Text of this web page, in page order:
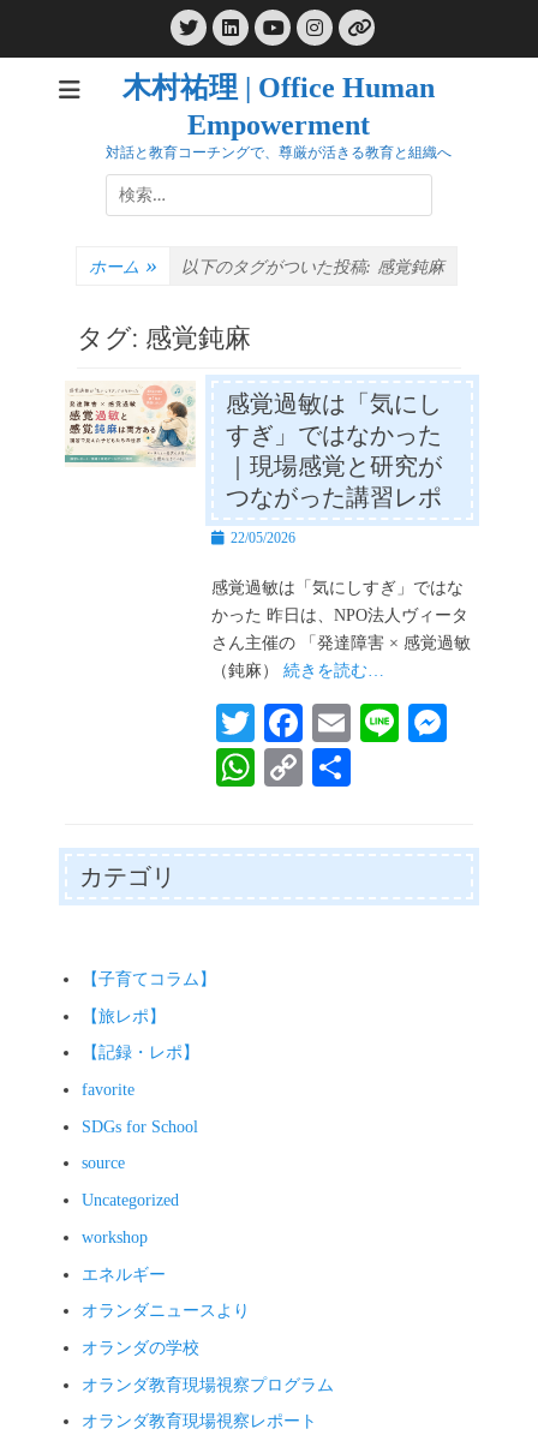
TwitterLinkedIn
YouTube
Instagram
リ
ン
ク
木村祐理 | Office Human
Empowerment
対話と教育コーチングで、尊厳が活きる教育と組織へ
検
索:
ホーム » 以下のタグがついた投稿: 感覚鈍麻
タグ: 感覚鈍麻
感覚過敏は「気にし
すぎ」ではなかった
｜現場感覚と研究が
つながった講習レポ
投
日
22/05/2026
感覚過敏は「気にしすぎ」ではな
かった 昨日は、NPO法人ヴィータ
さん主催の 「発達障害 × 感覚過敏
（鈍麻）続きを読む…
T
wi
tte
r
Fa
ce
bo
ok
E
Li
ng
er
W
ts
C
y
カテゴリ
【子育てコラム】
【旅レポ】
【記録・レポ】
favorite
SDGs for School
source
Uncategorized
workshop
エネルギー
オランダニュースより
オランダの学校
オランダ教育現場視察プログラム
オランダ教育現場視察レポート